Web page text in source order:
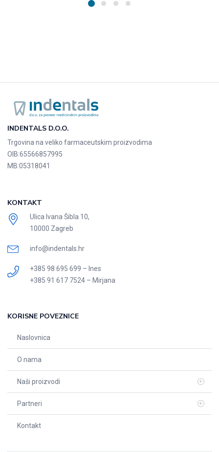
INDENTALS D.O.O.
Trgovina na veliko farmaceutskim proizvodima
OIB:65566857995
MB:05318041
KONTAKT
Ulica Ivana Šibla 10,
10000 Zagreb
info@indentals.hr
+385 98 695 699 – Ines
+385 91 617 7524 – Mirjana
KORISNE POVEZNICE
Naslovnica
O nama
Naši proizvodi
Partneri
Kontakt